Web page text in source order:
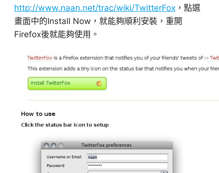
http://www.naan.net/trac/wiki/TwitterFox，點選
畫面中的Install Now，就能夠順利安裝，重開
Firefox後就能夠使用。